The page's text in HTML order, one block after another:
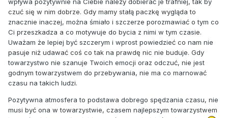
czuć się w nim dobrze. Gdy mamy stałą paczkę wygląda to
znacznie inaczej, można śmiało i szczerze porozmawiać o tym co
Ci przeszkadza a co motywuje do bycia z nimi w tym czasie.
Uważam że lepiej być szczerym i wprost powiedzieć co nam nie
pasuje niż udawać coś co tak na prawdę nic nie buduje. Gdy
towarzystwo nie szanuje Twoich emocji oraz odczuć, nie jest
godnym towarzystwem do przebywania, nie ma co marnować
czasu na takich ludzi.
Pozytywna atmosfera to podstawa dobrego spędzania czasu, nie
musi być ona w towarzystwie, czasem najlepszym towarzystwem